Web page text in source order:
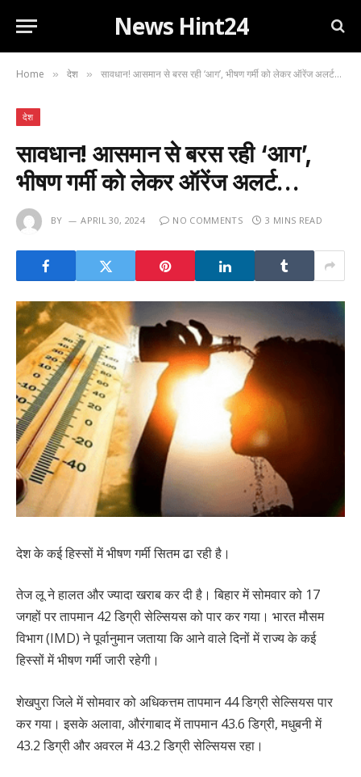
News Hint24
Home » देश » सावधान! आसमान से बरस रही ‘आग’, भीषण गर्मी को लेकर ऑरेंज अलर्ट…
देश
सावधान! आसमान से बरस रही ‘आग’,
भीषण गर्मी को लेकर ऑरेंज अलर्ट…
BY APRIL 30, 2024 NO COMMENTS 3 MINS READ
देश के कई हिस्सों में भीषण गर्मी सितम ढा रही है।
तेज लू ने हालत और ज्यादा खराब कर दी है। बिहार में सोमवार को 17
जगहों पर तापमान 42 डिग्री सेल्सियस को पार कर गया। भारत मौसम
विभाग (IMD) ने पूर्वानुमान जताया कि आने वाले दिनों में राज्य के कई
हिस्सों में भीषण गर्मी जारी रहेगी।
शेखपुरा जिले में सोमवार को अधिकत्तम तापमान 44 डिग्री सेल्सियस पार
कर गया। इसके अलावा, औरंगाबाद में तापमान 43.6 डिग्री, मधुबनी में
43.2 डिग्री और अवरल में 43.2 डिग्री सेल्सियस रहा।